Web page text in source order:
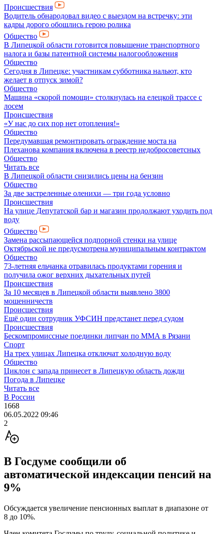
Происшествия
Водитель обнародовал видео с выездом на встречку: эти
кадры дорого обошлись герою ролика
Общество
В Липецкой области готовится повышение транспортного
налога и базы патентной системы налогообложения
Общество
Сегодня в Липецке: участникам субботника нальют, кто
желает в отпуск зимой?
Общество
Машина «скорой помощи» столкнулась на елецкой трассе с
лосем
Происшествия
«У нас до сих пор нет отопления!»
Общество
Передумавшая ремонтировать ограждение моста на
Плеханова компания включена в реестр недобросоветсных
Общество
Читать все
В Липецкой области снизились цены на бензин
Общество
За две застреленные оленихи — три года условно
Происшествия
На улице Депутатской бар и магазин продолжают уходить под
воду
Общество
Замена рассыпающейся подпорной стенки на улице
Октябрьской не предусмотрена муниципальным контрактом
Общество
73-летняя ельчанка отравилась продуктами горения и
получила ожог верхних дыхательных путей
Происшествия
За 10 месяцев в Липецкой области выявлено 3800
мошенничеств
Происшествия
Ещё один сотрудник УФСИН предстанет перед судом
Происшествия
Бескомпромиссные поединки липчан по ММА в Рязани
Спорт
На трех улицах Липецка отключат холодную воду
Общество
Циклон с запада принесет в Липецкую область дожди
Погода в Липецке
Читать все
В России
1668
06.05.2022 09:46
2
В Госдуме сообщили об
автоматической индексации пенсий на
9%
Обсуждается увеличение пенсионных выплат в диапазоне от
8 до 10%.